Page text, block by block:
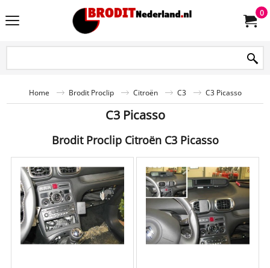
0
Home Brodit Proclip Citroën C3 C3 Picasso
C3 Picasso
Brodit Proclip Citroën C3 Picasso